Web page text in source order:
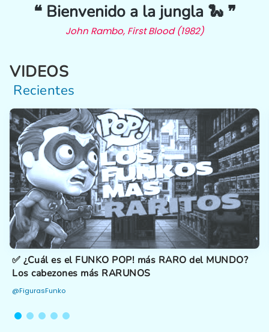
❝ Bienvenido a la jungla 🐍 ❞
John Rambo, First Blood (1982)
VIDEOS
Recientes
✅ ¿Cuál es el FUNKO POP! más RARO del MUNDO?
Los cabezones más RARUNOS
@FigurasFunko